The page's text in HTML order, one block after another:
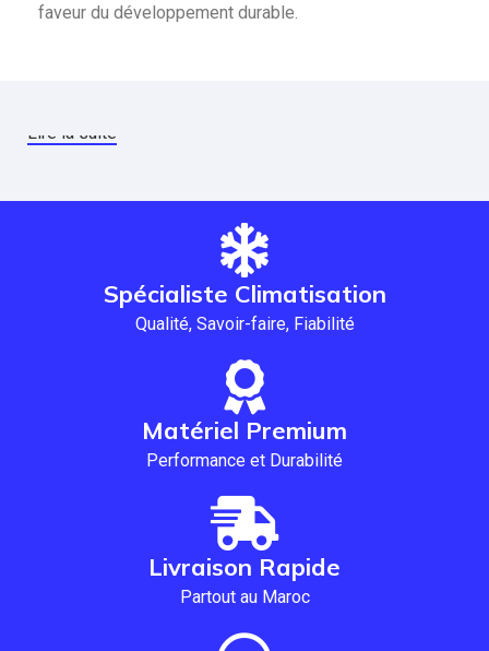
faveur du développement durable.
Lire la suite
Spécialiste Climatisation
Qualité, Savoir-faire, Fiabilité
Matériel Premium
Performance et Durabilité
Livraison Rapide
Partout au Maroc